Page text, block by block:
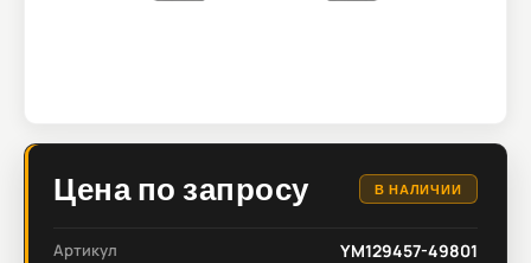
Цена по запросу В НАЛИЧИИ
Артикул YM129457-49801